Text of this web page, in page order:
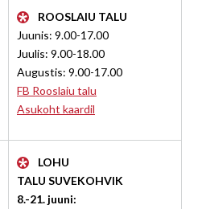
ROOSLAIU TALU
Juunis: 9.00-17.00
Juulis: 9.00-18.00
Augustis: 9.00-17.00
FB Rooslaiu talu
Asukoht kaardil
LOHU
TALU SUVEKOHVIK
8.-21. juuni: